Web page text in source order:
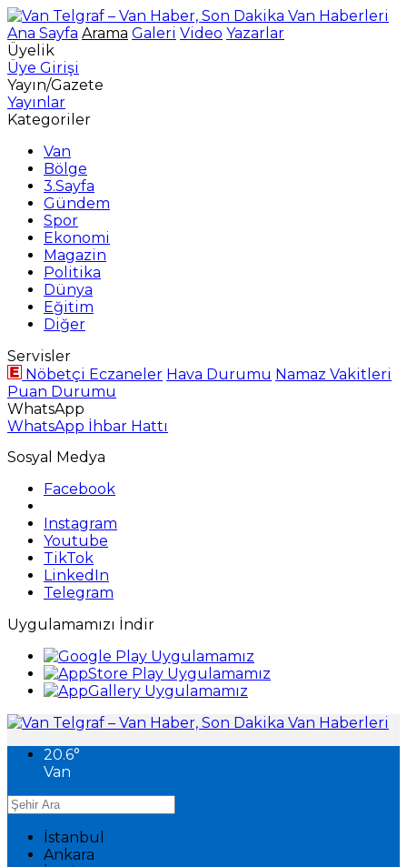
Ana Sayfa Arama Galeri Video Yazarlar
Üyelik
Üye Girişi
Yayın/Gazete
Yayınlar
Kategoriler
Van
Bölge
3.Sayfa
Gündem
Spor
Ekonomi
Magazin
Politika
Dünya
Eğitim
Diğer
Servisler
Nöbetçi Eczaneler Hava Durumu Namaz Vakitleri
Puan Durumu
WhatsApp
WhatsApp İhbar Hattı
Sosyal Medya
Facebook
Instagram
Youtube
TikTok
LinkedIn
Telegram
Uygulamamızı İndir
20.6°
Van
İstanbul
Ankara